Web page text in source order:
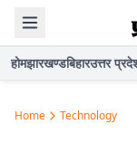
होमझारखण्डबिहारउत्तर
Home Technology